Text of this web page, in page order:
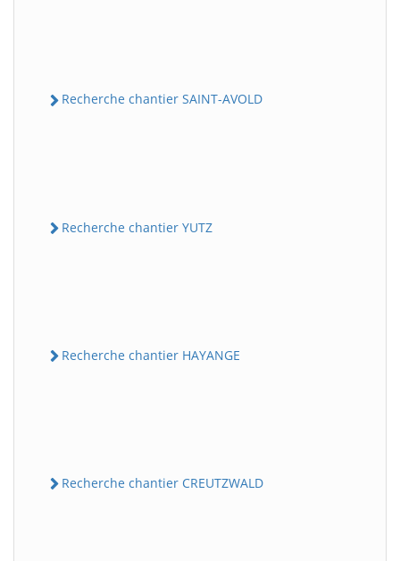
Recherche chantier SAINT-AVOLD
Recherche chantier YUTZ
Recherche chantier HAYANGE
Recherche chantier CREUTZWALD